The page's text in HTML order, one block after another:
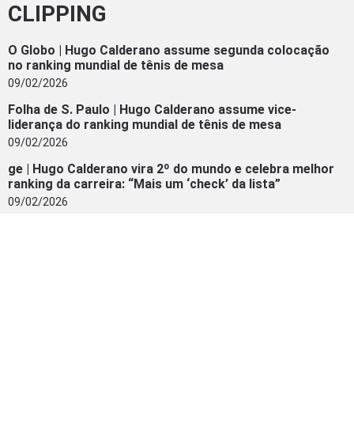
CLIPPING
O Globo | Hugo Calderano assume segunda colocação
no ranking mundial de tênis de mesa
09/02/2026
Folha de S. Paulo | Hugo Calderano assume vice-
liderança do ranking mundial de tênis de mesa
09/02/2026
ge | Hugo Calderano vira 2º do mundo e celebra melhor
ranking da carreira: “Mais um ‘check’ da lista”
09/02/2026